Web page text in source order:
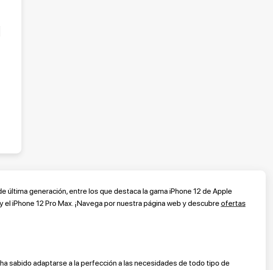
generación, entre los que destaca la gama iPhone 12 de Apple
iPhone 12 Pro Max. ¡Navega por nuestra página web y descubre ofertas
sabido adaptarse a la perfección a las necesidades de todo tipo de